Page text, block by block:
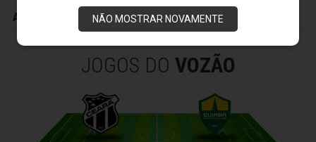
NÃO MOSTRAR NOVAMENTE
ADVERTÊNCIAS
JOGOS DO VOZÃO